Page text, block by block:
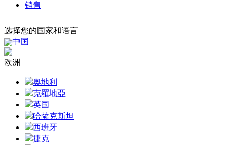
销售
选择您的国家和语言
中国
欧洲
奥地利
克羅地亞
英国
哈薩克斯坦
西班牙
捷克